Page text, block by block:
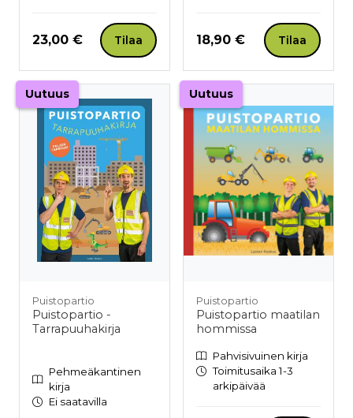
Hinta nyt
23,00 € Tilaa Hinta nyt
18,90 € Tilaa
Uutuus
Puistopartio
Puistopartio -
Tarrapuuhakirja
Pehmeäkantinen
kirja
Ei saatavilla
Uutuus
Puistopartio
Puistopartio maatilan
hommissa
Pahvisivuinen kirja
Toimitusaika 1-3
arkipäivää